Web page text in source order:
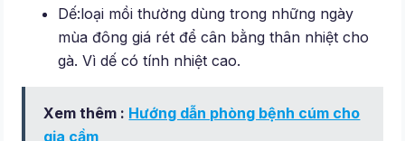
Dế:loại mồi thường dùng trong những ngày
mùa đông giá rét để cân bằng thân nhiệt cho
gà. Vì dế có tính nhiệt cao.
Xem thêm : Hướng dẫn phòng bệnh cúm cho
gia cầm